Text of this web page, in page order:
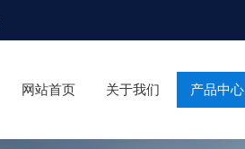
网站首页 关于我们 产品中心